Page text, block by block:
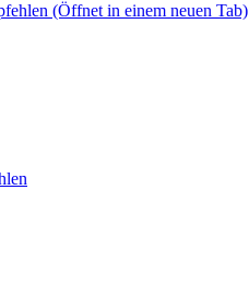
(Öffnet in einem neuen Tab)